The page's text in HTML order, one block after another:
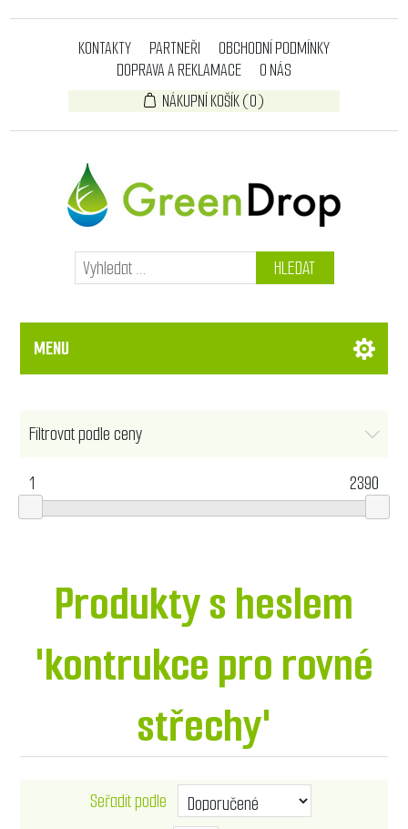
KONTAKTY PARTNEŘI
OBCHODNÍ PODMÍNKY
DOPRAVA A REKLAMACE
O NÁS
NÁKUPNÍ KOŠÍK(0)
HLEDAT
MENU
Filtrovat podle ceny
1
2390
Produkty s heslem
'kontrukce pro rovné
střechy'
Seřadit podle